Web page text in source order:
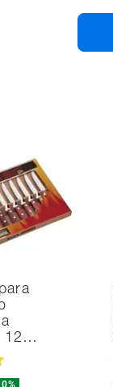
12…